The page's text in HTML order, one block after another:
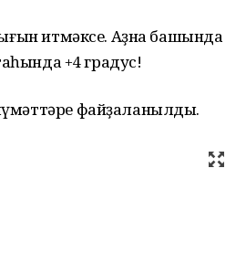
итмәксе. Аҙна башында
+4 градус!
файҙаланылды.